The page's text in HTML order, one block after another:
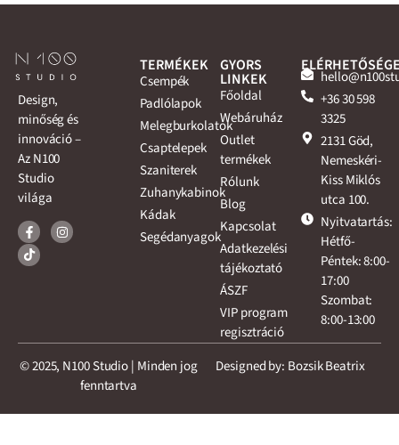
Design,
minőség és
innováció –
Az N100
Studio
világa
TERMÉKEK
Csempék
Padlólapok
Melegburkolatok
Csaptelepek
Szaniterek
Zuhanykabinok
Kádak
Segédanyagok
GYORS
LINKEK
Főoldal
Webáruház
Outlet
termékek
Rólunk
Blog
Kapcsolat
Adatkezelési
tájékoztató
ÁSZF
VIP program
regisztráció
+36 30 598
3325
2131 Göd,
Nemeskéri-
Kiss Miklós
utca 100.
Nyitvatartás:
Hétfő-
Péntek: 8:00-
17:00
Szombat:
8:00-13:00
© 2025, N100 Studio | Minden jog
fenntartva
Designed by: Bozsik Beatrix